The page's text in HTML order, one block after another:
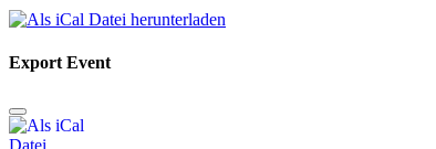
Export Event